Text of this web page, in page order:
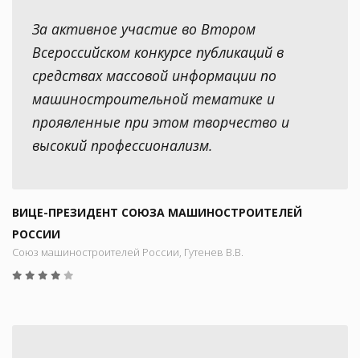
За активное участие во Втором
Всероссийском конкурсе публикаций в
средствах массовой информации по
машиностроительной тематике и
проявленные при этом творчество и
высокий профессионализм.
ВИЦЕ-ПРЕЗИДЕНТ СОЮЗА МАШИНОСТРОИТЕЛЕЙ
РОССИИ
Союз машиностроителей России, Гутенев В.В.